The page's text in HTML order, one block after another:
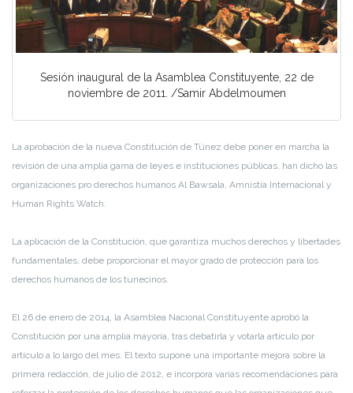
Sesión inaugural de la Asamblea Constituyente, 22 de
noviembre de 2011. /Samir Abdelmoumen
La aprobación de la nueva Constitución de Túnez debe poner en marcha la
revisión de una amplia gama de leyes e instituciones públicas, han dicho las
organizaciones pro derechos humanos Al Bawsala, Amnistía Internacional y
Human Rights Watch.
La aplicación de la Constitución, que garantiza muchos derechos y libertades
fundamentales, debe proporcionar el mayor grado de protección para los
derechos humanos de los tunecinos.
El 26 de enero de 2014, la Asamblea Nacional Constituyente aprobó la
Constitución por una amplia mayoría, tras debatirla y votarla artículo por
artículo a lo largo del mes. El texto supone una importante mejora sobre la
primera redacción, de julio de 2012, e incorpora varias recomendaciones para